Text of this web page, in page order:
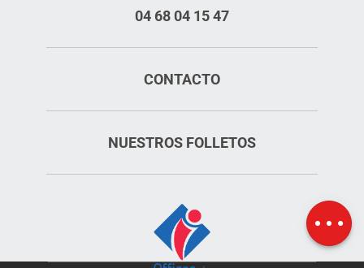
Mapa
04 68 04 15 47
CONTACTO
NUESTROS FOLLETOS